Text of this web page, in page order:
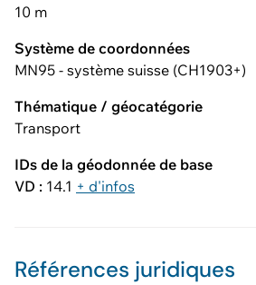
10 m
Système de coordonnées
MN95 - système suisse (CH1903+)
Thématique / géocatégorie
Transport
IDs de la géodonnée de base
VD : 14.1 + d'infos
Références juridiques